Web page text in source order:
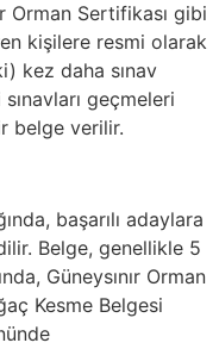
Orman Sertifikası gibi
kişilere resmi olarak
kez daha sınav
geçmeleri
belge verilir.
başarılı adaylara
Belge, genellikle 5
Güneysınır Orman
Kesme Belgesi